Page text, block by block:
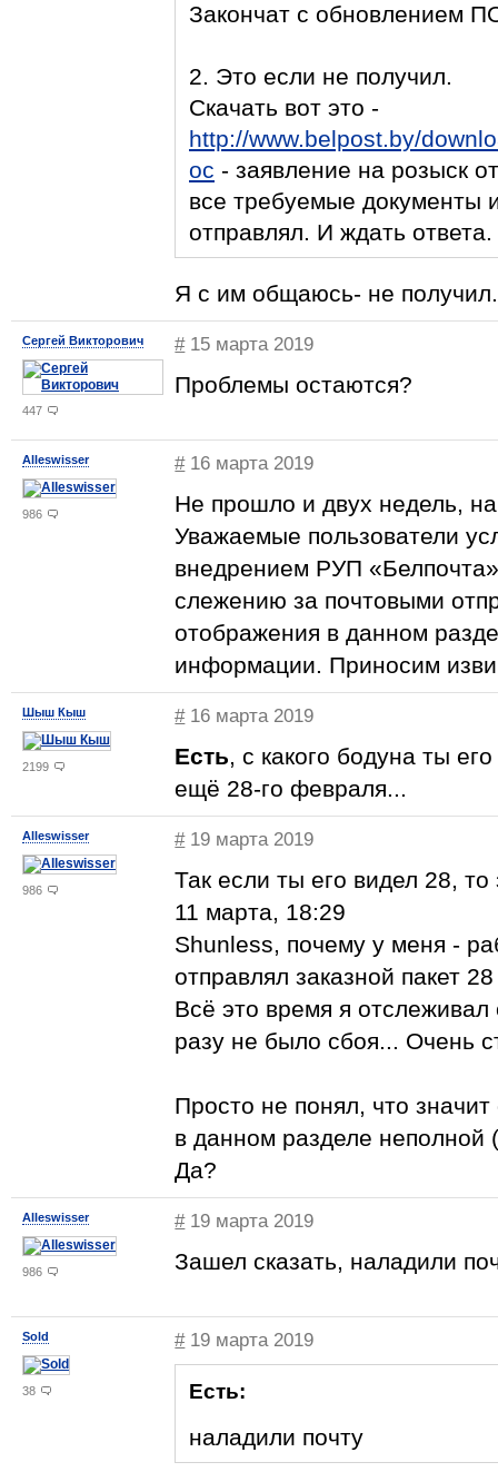
Закончат с обновлением
2. Это если не получил.
Скачать вот это -
http://www.belpost.by/
oc - заявление на розыск
все требуемые документы
отправлял. И ждать ответа.
Я с им общаюсь- не получил.
Сергей Викторович
447
#15 марта 2019
Проблемы остаются?
Alleswisser
986
#16 марта 2019
Не прошло и двух недель,
Уважаемые пользователи
внедрением РУП
слежению за почтовыми
отображения в данном
информации. Приносим
Шыш Кыш
2199
#16 марта 2019
Есть, с какого бодуна ты
ещё 28-го февраля...
Alleswisser
986
#19 марта 2019
Так если ты его видел 28,
11 марта, 18:29
Shunless, почему у меня -
отправлял заказной пакет
Всё это время я
разу не было сбоя... Очень
Просто не понял, что
в данном разделе неполной
Да?
Alleswisser
986
#19 марта 2019
Зашел сказать, наладили
Sold
38
#19 марта 2019
Есть:
наладили почту